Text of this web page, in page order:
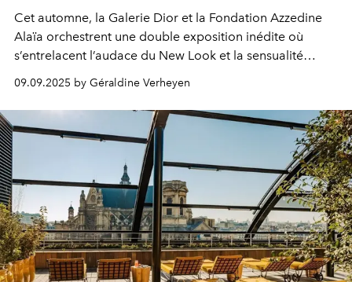
Cet automne, la Galerie Dior et la Fondation Azzedine
Alaïa orchestrent une double exposition inédite où
s’entrelacent l’audace du New Look et la sensualité
09.09.2025 by Géraldine Verheyen